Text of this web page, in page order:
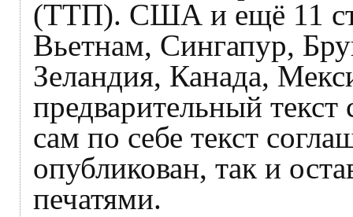
(ТТП). США и ещё 11
Вьетнам, Сингапур,
Зеландия, Канада,
предварительный
сам по себе текст
опубликован, так и
печатями.